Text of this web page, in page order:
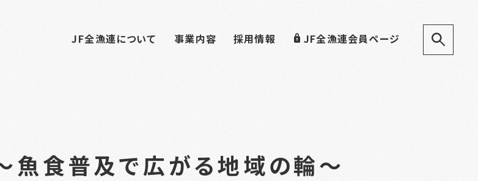
JF全漁連について 事業内容 採用情報 JF全漁連会員ページ
魚食普及で広がる地域の輪～